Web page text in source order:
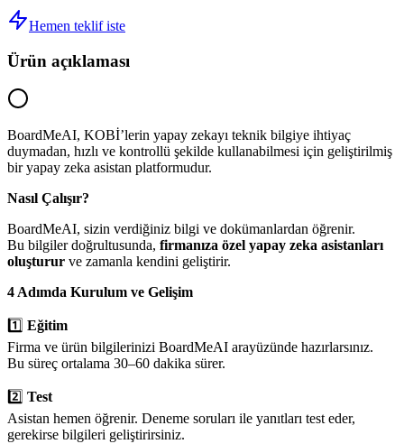
Hemen teklif iste
Ürün açıklaması
BoardMeAI, KOBİ’lerin yapay zekayı teknik bilgiye ihtiyaç
duymadan, hızlı ve kontrollü şekilde kullanabilmesi için geliştirilmiş
bir yapay zeka asistan platformudur.
Nasıl Çalışır?
BoardMeAI, sizin verdiğiniz bilgi ve dokümanlardan öğrenir.
Bu bilgiler doğrultusunda, firmanıza özel yapay zeka asistanları
oluşturur ve zamanla kendini geliştirir.
4 Adımda Kurulum ve Gelişim
1️⃣ Eğitim
Firma ve ürün bilgilerinizi BoardMeAI arayüzünde hazırlarsınız.
Bu süreç ortalama 30–60 dakika sürer.
2️⃣ Test
Asistan hemen öğrenir. Deneme soruları ile yanıtları test eder,
gerekirse bilgileri geliştirirsiniz.